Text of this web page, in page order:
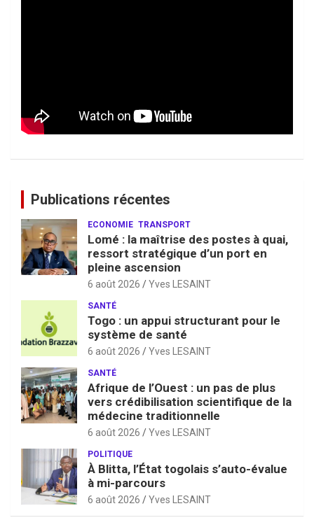
Publications récentes
ECONOMIE TRANSPORT
Lomé : la maîtrise des postes à quai,
ressort stratégique d’un port en
pleine ascension
6 août 2026 Yves LESAINT
SANTÉ
Togo : un appui structurant pour le
système de santé
6 août 2026 Yves LESAINT
SANTÉ
Afrique de l’Ouest : un pas de plus
vers crédibilisation scientifique de la
médecine traditionnelle
6 août 2026 Yves LESAINT
POLITIQUE
À Blitta, l’État togolais s’auto-évalue
à mi-parcours
6 août 2026 Yves LESAINT